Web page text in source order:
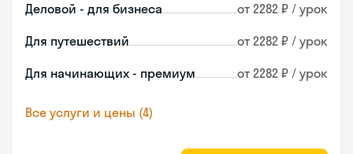
Деловой - для бизнеса от 2282 ₽ / урок
Для путешествий от 2282 ₽ / урок
Для начинающих - премиум от 2282 ₽ / урок
Все услуги и цены (4)